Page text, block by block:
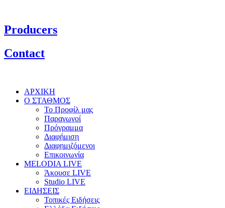
Producers
Contact
ΑΡΧΙΚΗ
Ο ΣΤΑΘΜΟΣ
Το Προφίλ μας
Παραγωγοί
Πρόγραμμα
Διαφήμιση
Διαφημιζόμενοι
Επικοινωνία
MELODIA LIVE
Άκουσε LIVE
Studio LIVE
ΕΙΔΗΣΕΙΣ
Τοπικές Ειδήσεις